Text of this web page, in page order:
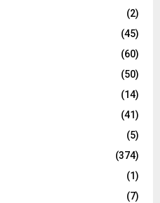
(2)
(45)
(60)
(50)
(14)
(41)
(5)
(374)
(1)
(7)